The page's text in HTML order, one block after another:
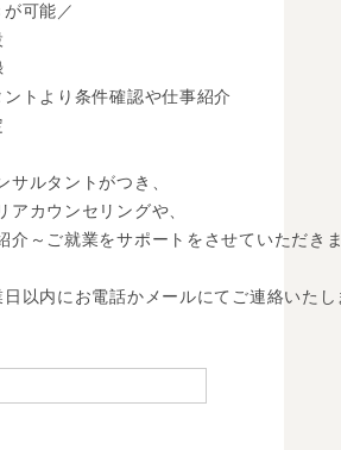
可能／
ントより条件確認や仕事紹介
サルタントがつき、
アカウンセリングや、
介～ご就業をサポートをさせていただき
以内にお電話かメールにてご連絡いたし